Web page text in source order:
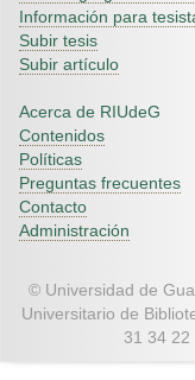
Información para
Subir tesis
Subir artículo
Acerca de RIUdeG
Contenidos
Políticas
Preguntas frecuentes
Contacto
Administración
© Universidad de
Universitario de
31 34 22